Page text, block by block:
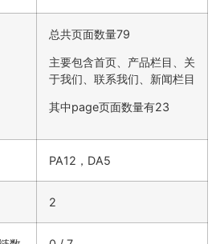
总共页面数量79
主要包含首页、产品栏目、关
于我们、联系我们、新闻栏目
其中page页面数量有23
PA12，DA5
2